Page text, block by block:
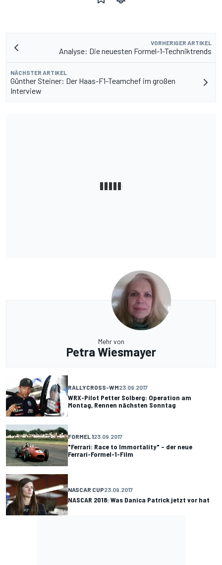
VORHERIGER ARTIKEL
Analyse: Die neuesten Formel-1-Techniktrends
NÄCHSTER ARTIKEL
Günther Steiner: Der Haas-F1-Teamchef im großen
Interview
Mehr von
Petra Wiesmayer
RALLYCROSS-WM23.09.2017
WRX-Pilot Petter Solberg: Operation am
Montag, Rennen nächsten Sonntag
FORMEL 123.09.2017
"Ferrari: Race to Immortality" – der neue
Ferrari-Formel-1-Film
NASCAR CUP23.09.2017
NASCAR 2018: Was Danica Patrick jetzt vor hat